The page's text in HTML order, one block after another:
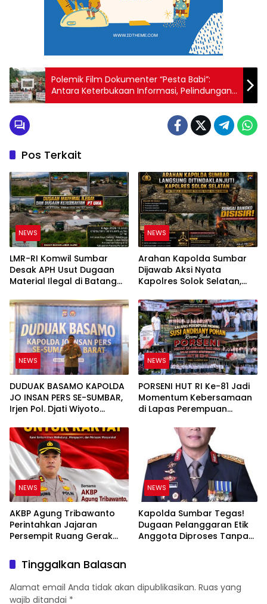
Polemik Film Dokumenter “Pesta Babi”:
Antara Keterbukaan Informasi, Pelindungan
Data Pribadi, dan Konflik Agraria Papua
Pos Terkait
NEWS
LMR-RI Komwil Sumbar
Desak APH Usut Dugaan
Material Ilegal di Batang
PT UHA Diminta Diselidiki
Tuntas
NEWS
Arahan Kapolda Sumbar
Dijawab Aksi Nyata
Kapolres Solok Selatan,
Bukan Sekadar Slogan
NEWS
DUDUAK BASAMO KAPOLDA
JO INSAN PERS SE-SUMBAR,
Irjen Pol. Djati Wiyoto
Ruang bagi Pelanggar
Hukum di Internal Polri
NEWS
PORSENI HUT RI Ke-81 Jadi
Momentum Kebersamaan
di Lapas Perempuan
NEWS
AKBP Agung Tribawanto
Perintahkan Jajaran
Persempit Ruang Gerak
Pasaman Barat
NEWS
Kapolda Sumbar Tegas!
Dugaan Pelanggaran Etik
Anggota Diproses Tanpa
Tinggalkan Balasan
Alamat email Anda tidak akan dipublikasikan. Ruas yang
wajib ditandai *